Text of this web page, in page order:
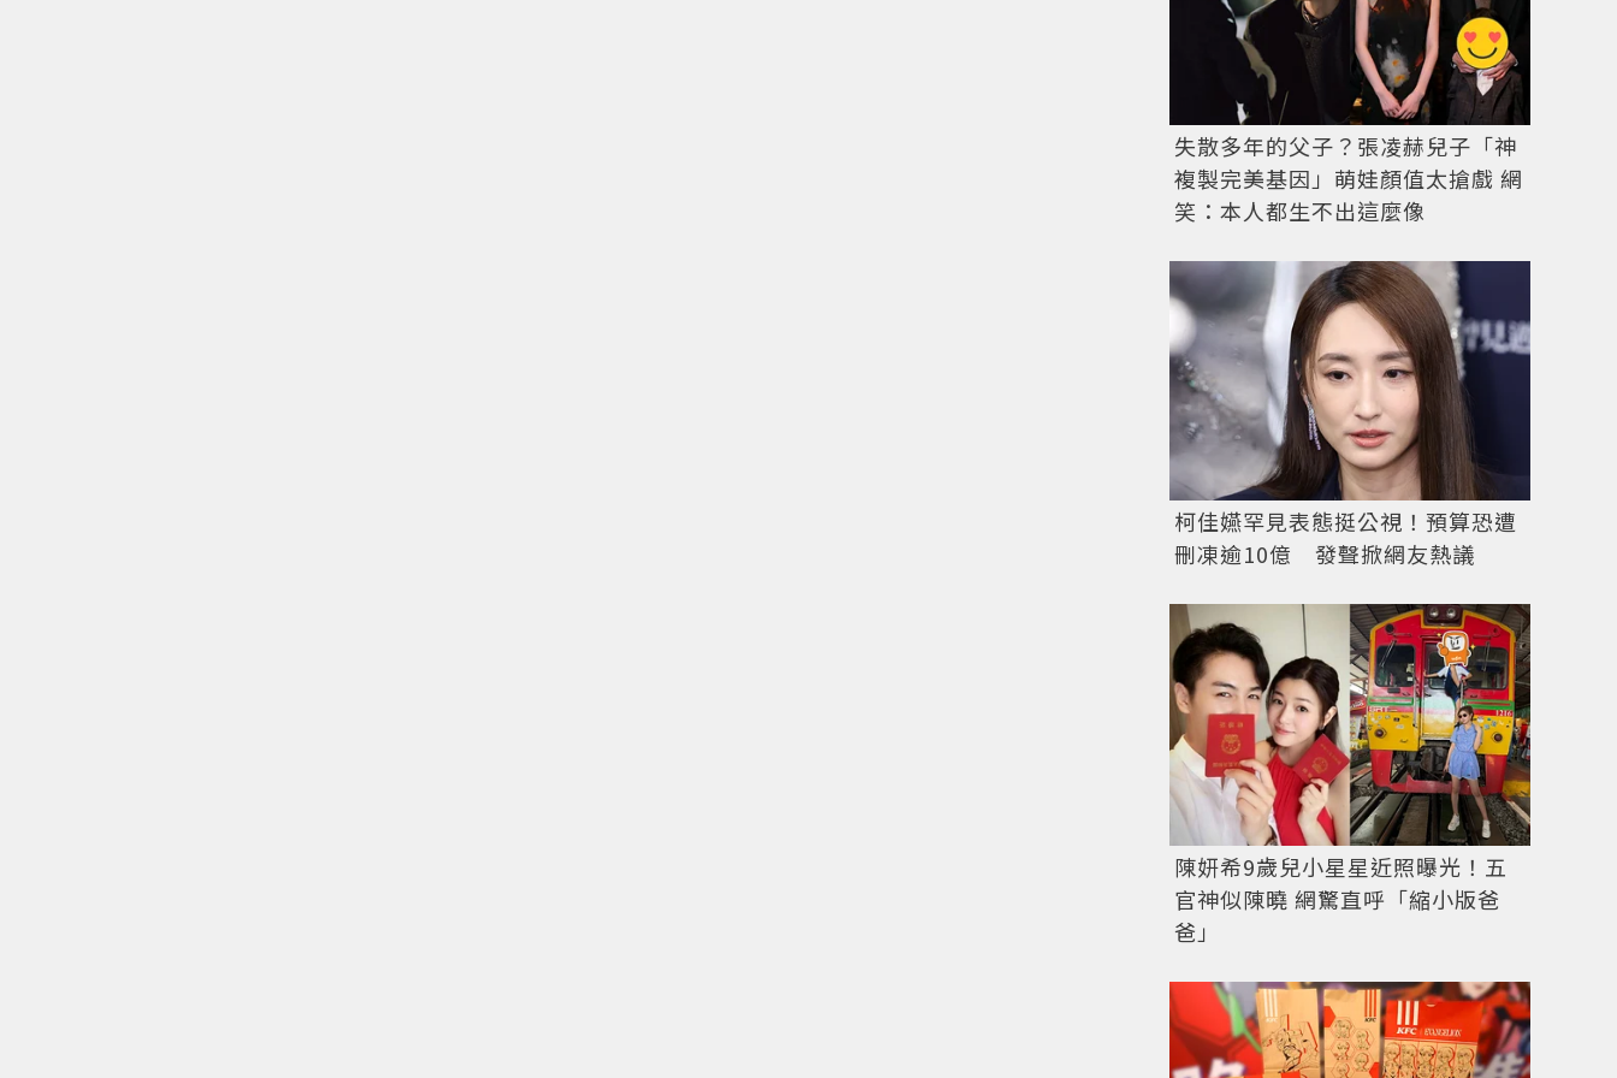
失散多年的父子？張凌赫兒子「神
複製完美基因」萌娃顏值太搶戲 網
笑：本人都生不出這麼像
柯佳嬿罕見表態挺公視！預算恐遭
刪凍逾10億 發聲掀網友熱議
陳妍希9歲兒小星星近照曝光！五
官神似陳曉 網驚直呼「縮小版爸
爸」